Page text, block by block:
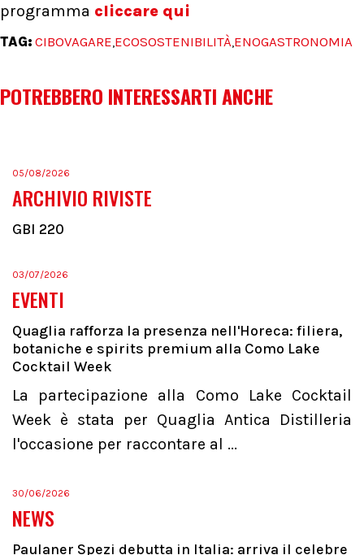
programma cliccare qui
TAG: CIBOVAGARE,ECOSOSTENIBILITÀ,ENOGASTRONOMIA
POTREBBERO INTERESSARTI ANCHE
05/08/2026
ARCHIVIO RIVISTE
GBI 220
03/07/2026
EVENTI
Quaglia rafforza la presenza nell'Horeca: filiera,
botaniche e spirits premium alla Como Lake
Cocktail Week
La partecipazione alla Como Lake Cocktail
Week è stata per Quaglia Antica Distilleria
l'occasione per raccontare al ...
30/06/2026
NEWS
Paulaner Spezi debutta in Italia: arriva il celebre